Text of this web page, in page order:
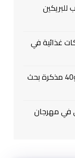
غذائية في
سقوط (الإمبراطور) بعد مطاردة متيرة و40 مذكرة بحث
في مهرجان